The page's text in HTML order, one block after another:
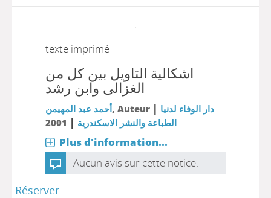
texte imprimé
اشكالية التاويل بين كل من
الغزالى وابن رشد
أحمد عبد المهيمن, Auteur | دار الوفاء لدنيا
الطباعة والنشر الاسكندرية |
2001
Plus d'information...
Aucun avis sur cette notice.
Réserver